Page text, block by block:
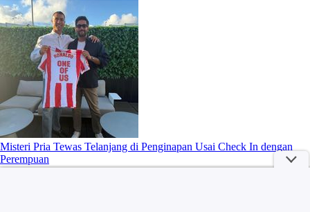
Misteri Pria Tewas Telanjang di Penginapan Usai Check In dengan
Perempuan